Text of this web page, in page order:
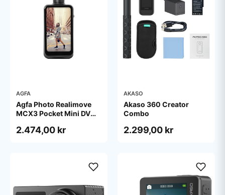
AGFA
Agfa Photo Realimove
MCX3 Pocket Mini DV
2.474,00 kr
AKASO
Akaso 360 Creator
Combo
2.299,00 kr